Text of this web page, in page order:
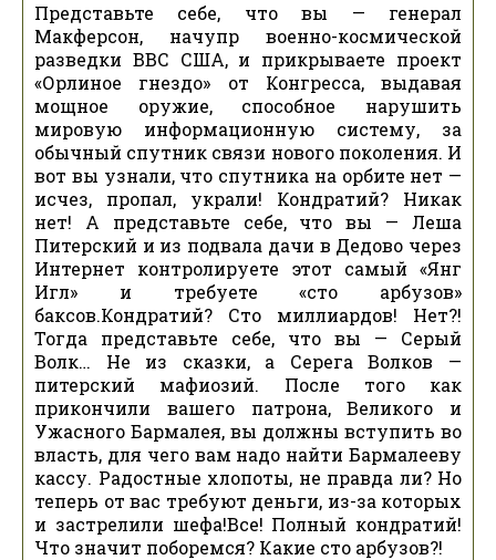
Представьте себе, что вы — генерал
Макферсон, начупр военно-космической
разведки ВВС США, и прикрываете проект
«Орлиное гнездо» от Конгресса, выдавая
мощное оружие, способное нарушить
мировую информационную систему, за
обычный спутник связи нового поколения. И
вот вы узнали, что спутника на орбите нет —
исчез, пропал, украли! Кондратий? Никак
нет! А представьте себе, что вы — Леша
Питерский и из подвала дачи в Дедово через
Интернет контролируете этот самый «Янг
Игл» и требуете «сто арбузов»
баксов.Кондратий? Сто миллиардов! Нет?!
Тогда представьте себе, что вы — Серый
Волк… Не из сказки, а Серега Волков —
питерский мафиозий. После того как
прикончили вашего патрона, Великого и
Ужасного Бармалея, вы должны вступить во
власть, для чего вам надо найти Бармалееву
кассу. Радостные хлопоты, не правда ли? Но
теперь от вас требуют деньги, из-за которых
и застрелили шефа!Все! Полный кондратий!
Что значит поборемся? Какие сто арбузов?!